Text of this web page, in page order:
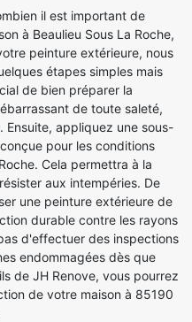
il est important de
à Beaulieu Sous La Roche,
peinture extérieure, nous
étapes simples mais
de bien préparer la
de toute saleté,
Ensuite, appliquez une sous-
pour les conditions
Cela permettra à la
aux intempéries. De
une peinture extérieure de
durable contre les rayons
d'effectuer des inspections
endommagées dès que
de JH Renove, vous pourrez
de votre maison à 85190